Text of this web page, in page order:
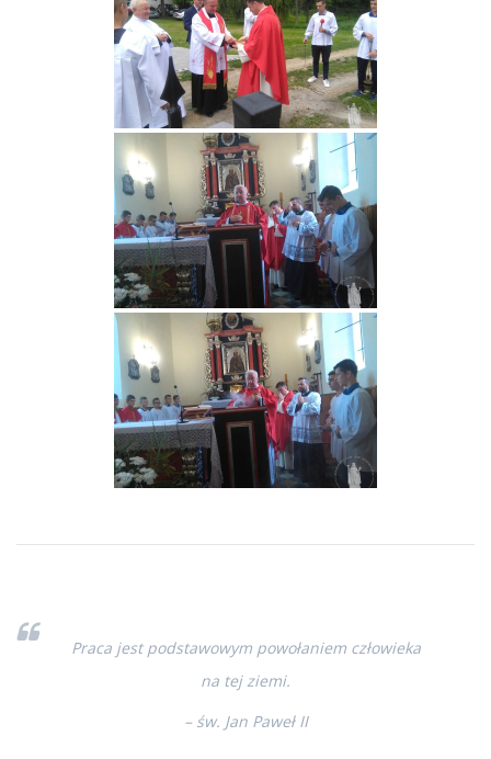
Praca jest podstawowym powołaniem człowieka
na tej ziemi.
– św. Jan Paweł II